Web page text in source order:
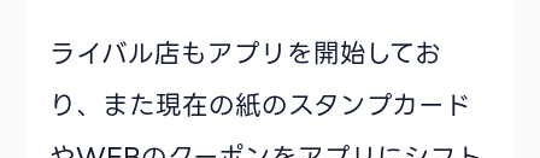
ライバル店もアプリを開始してお
り、また現在の紙のスタンプカード